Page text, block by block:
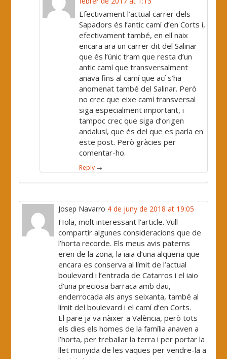
Efectivament l’actual carrer dels
Sapadors és l’antic camí d’en Corts i,
efectivament també, en ell naix
encara ara un carrer dit del Salinar
que és l’únic tram que resta d’un
antic camí que transversalment
anava fins al camí que ací s’ha
anomenat també del Salinar. Però
no crec que eixe camí transversal
siga especialment important, i
tampoc crec que siga d’origen
andalusí, que és del que es parla en
este post. Però gràcies per
comentar-ho.
Reply →
Josep Navarro 4 de juny de 2018 at 19:05
Hola, molt interessant l’article. Vull
compartir algunes consideracions que de
l’horta recorde. Els meus avis paterns
eren de la zona, la iaia d’una alqueria que
encara es conserva al límit de l’actual
boulevard i l’entrada de Catarros i el iaio
d’una preciosa barraca amb dau,
enderrocada als anys seixanta, també al
límit del boulevard i el camí d’en Corts.
El pare ja va nàixer a València, però tots
els dies els homes de la família anaven a
l’horta, per treballar la terra i per portar la
llet munyida de les vaques per vendre-la a